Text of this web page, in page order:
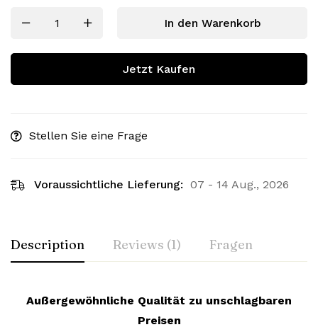
In den Warenkorb
Jetzt Kaufen
Stellen Sie eine Frage
Voraussichtliche Lieferung: 07 - 14 Aug., 2026
Description Reviews (1) Fragen
Außergewöhnliche Qualität zu unschlagbaren
Preisen